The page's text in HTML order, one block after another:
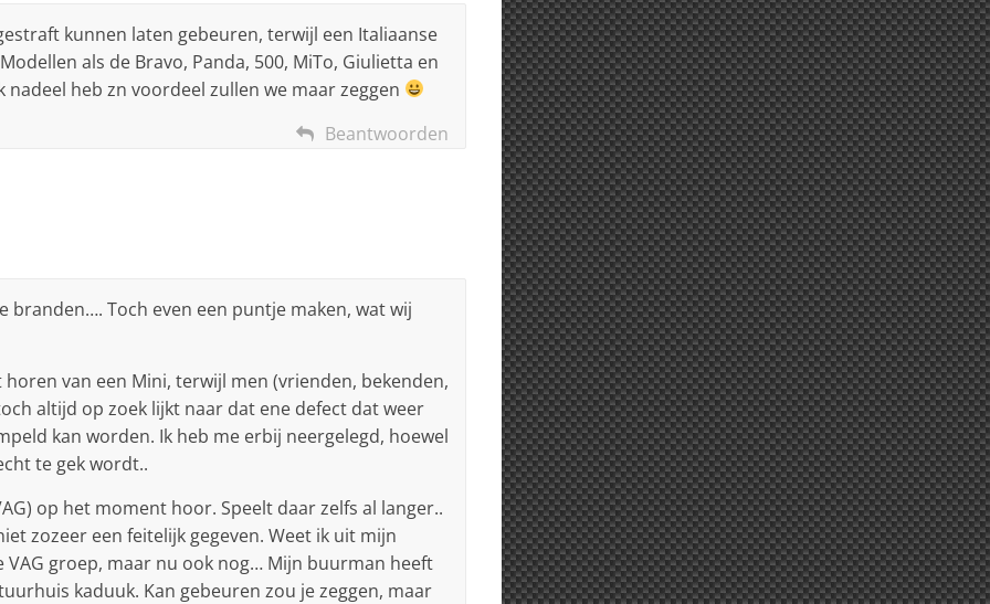
kunnen laten gebeuren, terwijl een Italiaanse
als de Bravo, Panda, 500, MiTo, Giulietta en
heb zn voordeel zullen we maar zeggen
Beantwoorden
Toch even een puntje maken, wat wij
van een Mini, terwijl men (vrienden, bekenden,
altijd op zoek lijkt naar dat ene defect dat weer
kan worden. Ik heb me erbij neergelegd, hoewel
te gek wordt..
op het moment hoor. Speelt daar zelfs al langer..
zozeer een feitelijk gegeven. Weet ik uit mijn
groep, maar nu ook nog… Mijn buurman heeft
kaduuk. Kan gebeuren zou je zeggen, maar